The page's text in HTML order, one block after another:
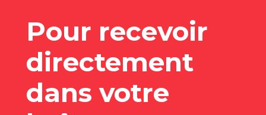
Pour recevoir
directement
dans votre